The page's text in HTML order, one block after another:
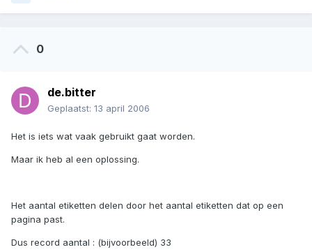
0
de.bitter
Geplaatst: 13 april 2006
Het is iets wat vaak gebruikt gaat worden.
Maar ik heb al een oplossing.
Het aantal etiketten delen door het aantal etiketten dat op een
pagina past.
Dus record aantal : (bijvoorbeeld) 33